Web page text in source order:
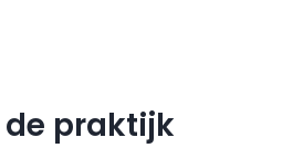
praktijk